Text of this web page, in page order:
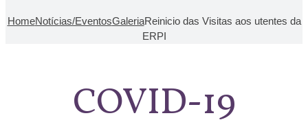
HomeNotícias/EventosGaleriaReinicio das Visitas aos utentes da
ERPI
COVID-19